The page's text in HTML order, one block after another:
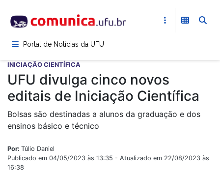
para
conteúdoPortal de Notícias da UFU
INICIAÇÃO CIENTÍFICA
UFU divulga cinco novos
editais de Iniciação Científica
Bolsas são destinadas a alunos da graduação e dos
ensinos básico e técnico
Por: Túlio Daniel
Publicado em 04/05/2023 às 13:35 - Atualizado em 22/08/2023 às
16:38